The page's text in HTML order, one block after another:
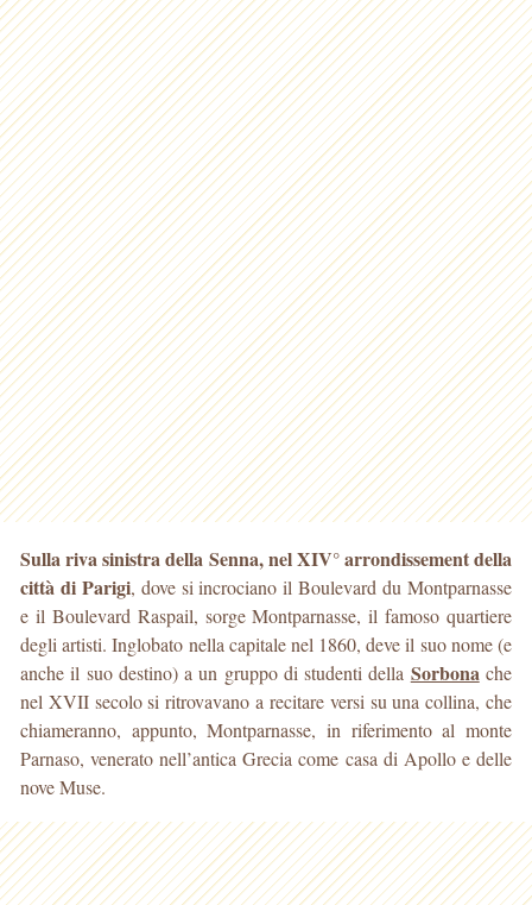
Sulla riva sinistra della Senna, nel XIV° arrondissement della
città di Parigi, dove si incrociano il Boulevard du Montparnasse
e il Boulevard Raspail, sorge Montparnasse, il famoso quartiere
degli artisti. Inglobato nella capitale nel 1860, deve il suo nome (e
anche il suo destino) a un gruppo di studenti della Sorbona che
nel XVII secolo si ritrovavano a recitare versi su una collina, che
chiameranno, appunto, Montparnasse, in riferimento al monte
Parnaso, venerato nell’antica Grecia come casa di Apollo e delle
nove Muse.